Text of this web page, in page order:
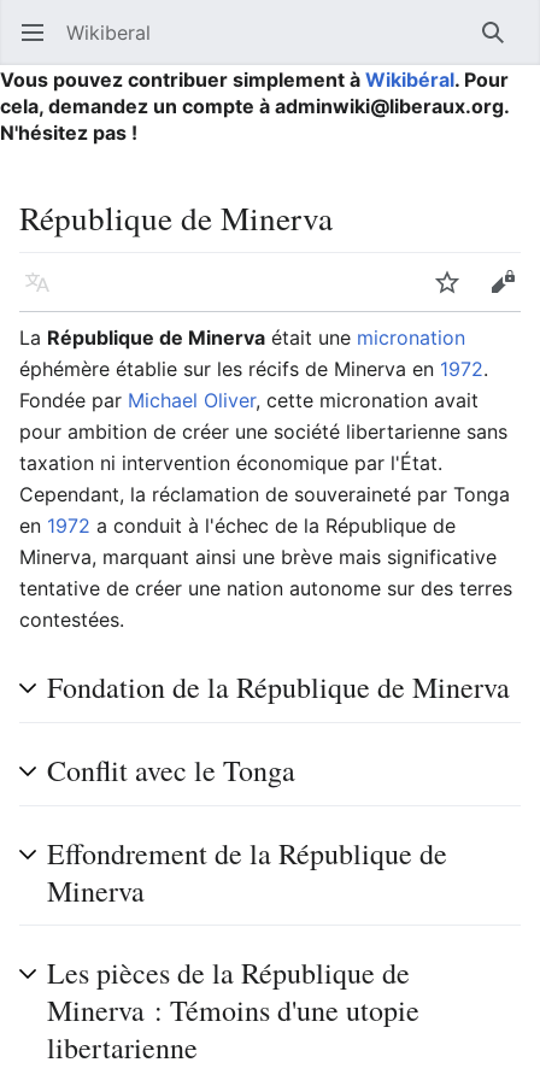
Ouvrir le menu principal Wikiberal
Vous pouvez contribuer simplement à Wikibéral. Pour
cela, demandez un compte à adminwiki@liberaux.org.
N'hésitez pas !
République de Minerva
Langue Suivre
La République de Minerva était une micronation
éphémère établie sur les récifs de Minerva en 1972.
Fondée par Michael Oliver, cette micronation avait
pour ambition de créer une société libertarienne sans
taxation ni intervention économique par l'État.
Cependant, la réclamation de souveraineté par Tonga
en 1972 a conduit à l'échec de la République de
Minerva, marquant ainsi une brève mais significative
tentative de créer une nation autonome sur des terres
contestées.
Fondation de la République de Minerva
Conflit avec le Tonga
Effondrement de la République de
Minerva
Les pièces de la République de
Minerva : Témoins d'une utopie
libertarienne